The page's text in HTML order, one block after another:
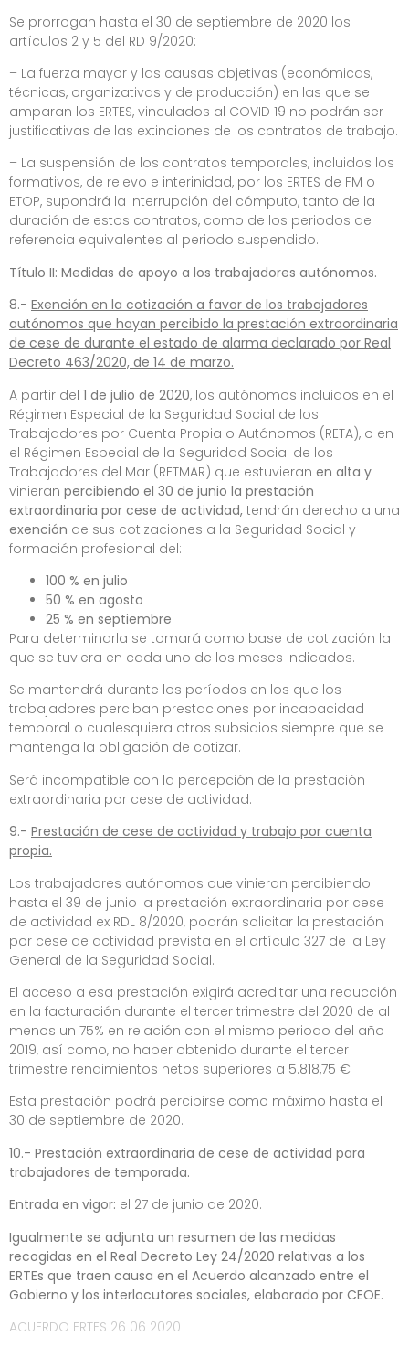
Se prorrogan hasta el 30 de septiembre de 2020 los
artículos 2 y 5 del RD 9/2020:
– La fuerza mayor y las causas objetivas (económicas,
técnicas, organizativas y de producción) en las que se
amparan los ERTES, vinculados al COVID 19 no podrán ser
justificativas de las extinciones de los contratos de trabajo.
– La suspensión de los contratos temporales, incluidos los
formativos, de relevo e interinidad, por los ERTES de FM o
ETOP, supondrá la interrupción del cómputo, tanto de la
duración de estos contratos, como de los periodos de
referencia equivalentes al periodo suspendido.
Título II: Medidas de apoyo a los trabajadores autónomos.
8.- Exención en la cotización a favor de los trabajadores
autónomos que hayan percibido la prestación extraordinaria
de cese de durante el estado de alarma declarado por Real
Decreto 463/2020, de 14 de marzo.
A partir del 1 de julio de 2020, los autónomos incluidos en el
Régimen Especial de la Seguridad Social de los
Trabajadores por Cuenta Propia o Autónomos (RETA), o en
el Régimen Especial de la Seguridad Social de los
Trabajadores del Mar (RETMAR) que estuvieran en alta y
vinieran percibiendo el 30 de junio la prestación
extraordinaria por cese de actividad, tendrán derecho a una
exención de sus cotizaciones a la Seguridad Social y
formación profesional del:
100 % en julio
50 % en agosto
25 % en septiembre.
Para determinarla se tomará como base de cotización la
que se tuviera en cada uno de los meses indicados.
Se mantendrá durante los períodos en los que los
trabajadores perciban prestaciones por incapacidad
temporal o cualesquiera otros subsidios siempre que se
mantenga la obligación de cotizar.
Será incompatible con la percepción de la prestación
extraordinaria por cese de actividad.
9.- Prestación de cese de actividad y trabajo por cuenta
propia.
Los trabajadores autónomos que vinieran percibiendo
hasta el 39 de junio la prestación extraordinaria por cese
de actividad ex RDL 8/2020, podrán solicitar la prestación
por cese de actividad prevista en el artículo 327 de la Ley
General de la Seguridad Social.
El acceso a esa prestación exigirá acreditar una reducción
en la facturación durante el tercer trimestre del 2020 de al
menos un 75% en relación con el mismo periodo del año
2019, así como, no haber obtenido durante el tercer
trimestre rendimientos netos superiores a 5.818,75 €
Esta prestación podrá percibirse como máximo hasta el
30 de septiembre de 2020.
10.- Prestación extraordinaria de cese de actividad para
trabajadores de temporada.
Entrada en vigor: el 27 de junio de 2020.
Igualmente se adjunta un resumen de las medidas
recogidas en el Real Decreto Ley 24/2020 relativas a los
ERTEs que traen causa en el Acuerdo alcanzado entre el
Gobierno y los interlocutores sociales, elaborado por CEOE.
ACUERDO ERTES 26 06 2020